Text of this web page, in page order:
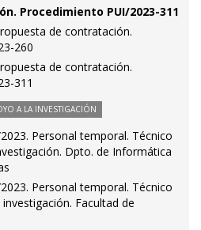
Procedimiento PUI/2023-311
de contratación.
260
de contratación.
311
A LA INVESTIGACIÓN
Personal temporal. Técnico
Dpto. de Informática
Personal temporal. Técnico
Facultad de